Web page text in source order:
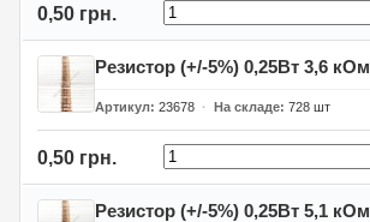
0,50 грн.
Резистор (+/-5%) 0,25Вт 3,6 кОм
Артикул 23678 На складе 728 шт
0,50 грн.
Резистор (+/-5%) 0,25Вт 5,1 кОм